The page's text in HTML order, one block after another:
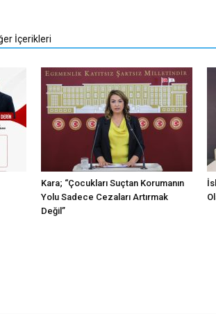
İçerikleri
Kara; “Çocukları Suçtan Korumanın
Yolu Sadece Cezaları Artırmak
Değil”